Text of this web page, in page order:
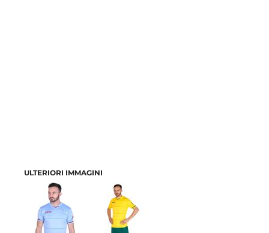
ULTERIORI IMMAGINI